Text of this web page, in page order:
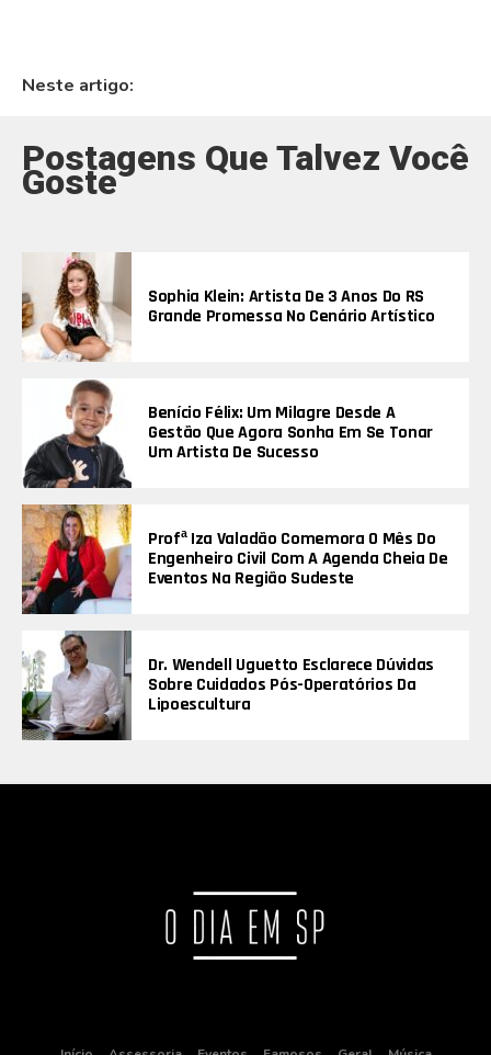
Neste artigo:
Postagens Que Talvez Você
Goste
Sophia Klein: Artista De 3 Anos Do RS
Grande Promessa No Cenário Artístico
Benício Félix: Um Milagre Desde A
Gestão Que Agora Sonha Em Se Tonar
Um Artista De Sucesso
Profª Iza Valadão Comemora O Mês Do
Engenheiro Civil Com A Agenda Cheia De
Eventos Na Região Sudeste
Dr. Wendell Uguetto Esclarece Dúvidas
Sobre Cuidados Pós-Operatórios Da
Lipoescultura